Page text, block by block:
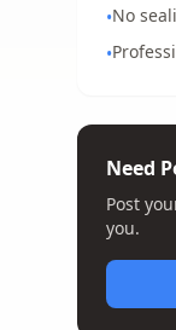
•No
•
Need
Post
you.